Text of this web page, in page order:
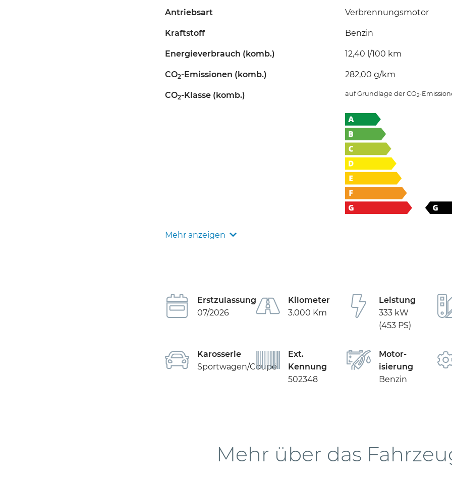
Antriebsart Verbrennungsmotor
Kraftstoff Benzin
Energieverbrauch (komb.) 12,40 l/100 km
CO2-Emissionen (komb.) 282,00 g/km
CO2-Klasse (komb.) auf Grundlage der CO2-
Mehr anzeigen
Erstzulassung
07/2026
Kilometer
3.000 Km
Leistung
333 kW
(453 PS)
Karosserie
Sportwagen/Coupé
Ext.
Kennung
502348
Motor­
isierung
Benzin
Mehr über das